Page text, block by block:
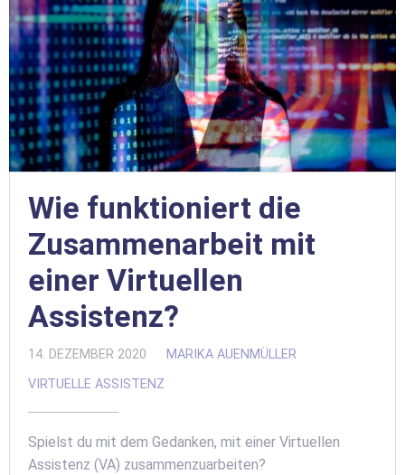
Wie funktioniert die
Zusammenarbeit mit
einer Virtuellen
Assistenz?
14. DEZEMBER 2020
MARIKA AUENMÜLLER
VIRTUELLE ASSISTENZ
Spielst du mit dem Gedanken, mit einer Virtuellen
Assistenz (VA) zusammenzuarbeiten?